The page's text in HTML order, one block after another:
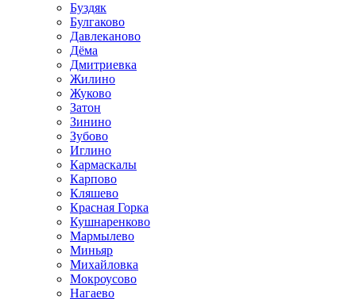
Буздяк
Булгаково
Давлеканово
Дёма
Дмитриевка
Жилино
Жуково
Затон
Зинино
Зубово
Иглино
Кармаскалы
Карпово
Кляшево
Красная Горка
Кушнаренково
Мармылево
Миньяр
Михайловка
Мокроусово
Нагаево